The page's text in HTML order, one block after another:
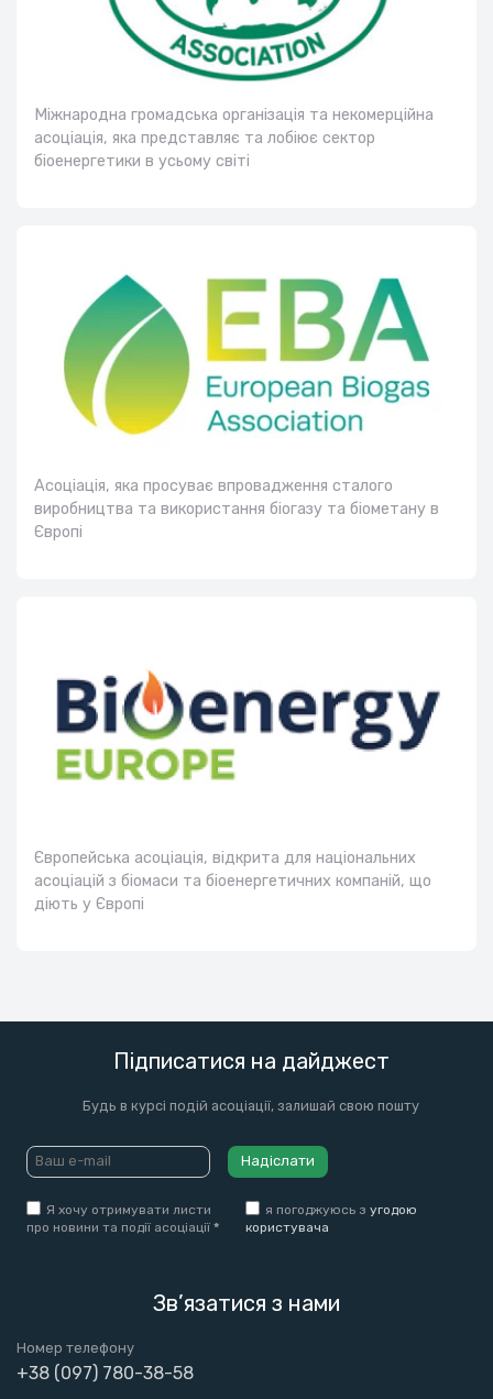
Міжнародна громадська організація та некомерційна
асоціація, яка представляє та лобіює сектор
біоенергетики в усьому світі
Асоціація, яка просуває впровадження сталого
виробництва та використання біогазу та біометану в
Європі
Європейська асоціація, відкрита для національних
асоціацій з біомаси та біоенергетичних компаній, що
діють у Європі
Підписатися на дайджест
Будь в курсі подій асоціації, залишай свою пошту
Надіслати
Я хочу отримувати листи
про новини та події асоціації *
я погоджуюсь з угодою
користувача
Зв’язатися з нами
Номер телефону
+38 (097) 780-38-58